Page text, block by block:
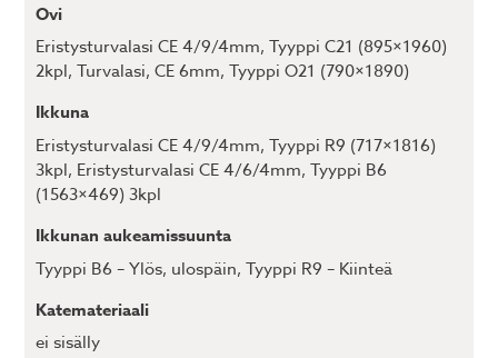
Ovi
Eristysturvalasi CE 4/9/4mm, Tyyppi C21 (895×1960)
2kpl, Turvalasi, CE 6mm, Tyyppi O21 (790×1890)
Ikkuna
Eristysturvalasi CE 4/9/4mm, Tyyppi R9 (717×1816)
3kpl, Eristysturvalasi CE 4/6/4mm, Tyyppi B6
(1563×469) 3kpl
Ikkunan aukeamissuunta
Tyyppi B6 – Ylös, ulospäin, Tyyppi R9 – Kiinteä
Katemateriaali
ei sisälly